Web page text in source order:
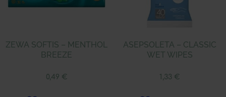
ZEWA SOFTIS – MENTHOL
BREEZE
0,49 €
ASEPSOLETA – CLASSIC
WET WIPES
1,33 €